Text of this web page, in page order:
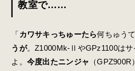
教室で……
「 カワサキっちゅーたら何ちゅう
うが。Z1000Mk-ⅡやGPz1100はサ
よ。 今度出たニンジャ （GPZ900R）